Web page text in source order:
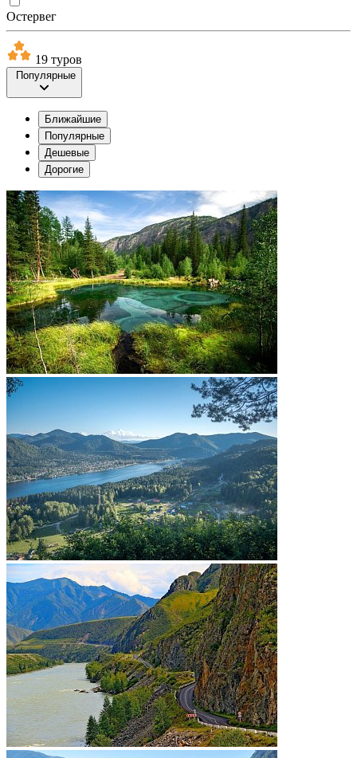
Остервег
19 туров
Популярные
Ближайшие
Популярные
Дешевые
Дорогие